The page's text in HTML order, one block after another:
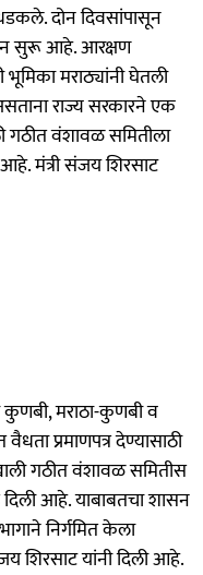
दोन दिवसांपासून
सुरू आहे. आरक्षण
मराठ्यांनी घेतली
राज्य सरकारने एक
गठीत वंशावळ समितीला
मंत्री संजय शिरसाट
कुणबी, मराठा-कुणबी व
प्रमाणपत्र देण्यासाठी
गठीत वंशावळ समितीस
आहे. याबाबतचा शासन
निर्गमित केला
शिरसाट यांनी दिली आहे.